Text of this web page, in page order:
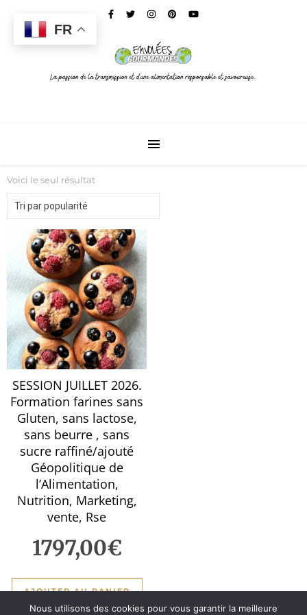
Voici le seul résultat
SESSION JUILLET 2026.
Formation farines sans
Gluten, sans lactose,
sans beurre , sans
sucre raffiné/ajouté
Géopolitique de
l’Alimentation,
Nutrition, Marketing,
vente, Rse
1797,00€
AJOUTER AU PANIER
FR
Nous utilisons des cookies pour vous garantir la meilleure